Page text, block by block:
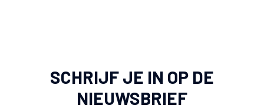
SCHRIJF JE IN OP DE
NIEUWSBRIEF